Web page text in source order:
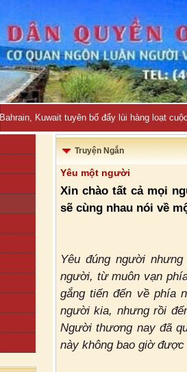
Bahrain, Kuwait tuyên bố đẩy lùi hàng loạt
Truyện Ngắn
Yêu một người
Xin chào tất cả mọi
sẽ cùng nhau nói về
Yêu đúng người
người, từ muôn vạn
gắng tiến đến về phía
người kia, nhưng rồi
Người thương nay đã
này không bao giờ